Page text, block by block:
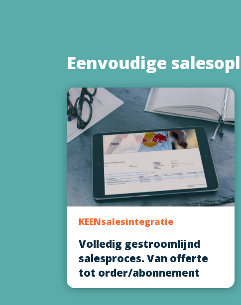
Eenvoudige
Volledig gestroomlijnd
salesproces. Van offerte
tot order/abonnement
KEENsalesintegratie